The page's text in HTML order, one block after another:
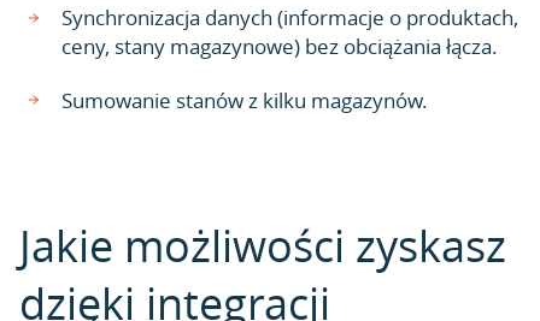
Synchronizacja danych (informacje o produktach,
ceny, stany magazynowe) bez obciążania łącza.
Sumowanie stanów z kilku magazynów.
Jakie możliwości zyskasz
dzięki integracji